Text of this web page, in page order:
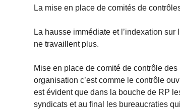
La mise en place de comités de
La hausse immédiate et l’indexation
ne travaillent plus.
Mise en place de comité de contrôle
organisation c’est comme le contrôle
est évident que dans la bouche de RP
syndicats et au final les bureaucraties